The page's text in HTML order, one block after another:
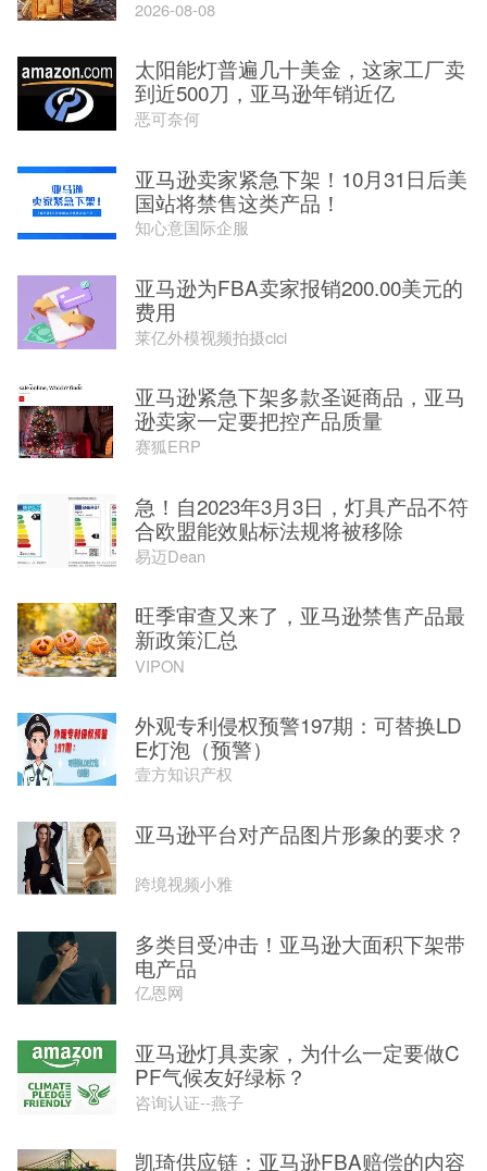
2026-08-08
太阳能灯普遍几十美金，这家工厂卖
到近500刀，亚马逊年销近亿
恶可奈何
亚马逊卖家紧急下架！10月31日后美
国站将禁售这类产品！
知心意国际企服
亚马逊为FBA卖家报销200.00美元的
费用
莱亿外模视频拍摄cici
亚马逊紧急下架多款圣诞商品，亚马
逊卖家一定要把控产品质量
赛狐ERP
急！自2023年3月3日，灯具产品不符
合欧盟能效贴标法规将被移除
易迈Dean
旺季审查又来了，亚马逊禁售产品最
新政策汇总
VIPON
外观专利侵权预警197期：可替换LD
E灯泡（预警）
壹方知识产权
亚马逊平台对产品图片形象的要求？
跨境视频小雅
多类目受冲击！亚马逊大面积下架带
电产品
亿恩网
亚马逊灯具卖家，为什么一定要做C
PF气候友好绿标？
咨询认证--燕子
凯琦供应链：亚马逊FBA赔偿的内容